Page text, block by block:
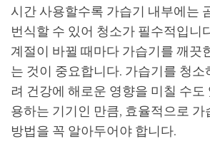
시간 사용할수록 가습기 내부에는
번식할 수 있어 청소가 필수적입니
계절이 바뀔 때마다 가습기를 깨끗
는 것이 중요합니다. 가습기를 청소
려 건강에 해로운 영향을 미칠 수도
용하는 기기인 만큼, 효율적으로
방법을 꼭 알아두어야 합니다.